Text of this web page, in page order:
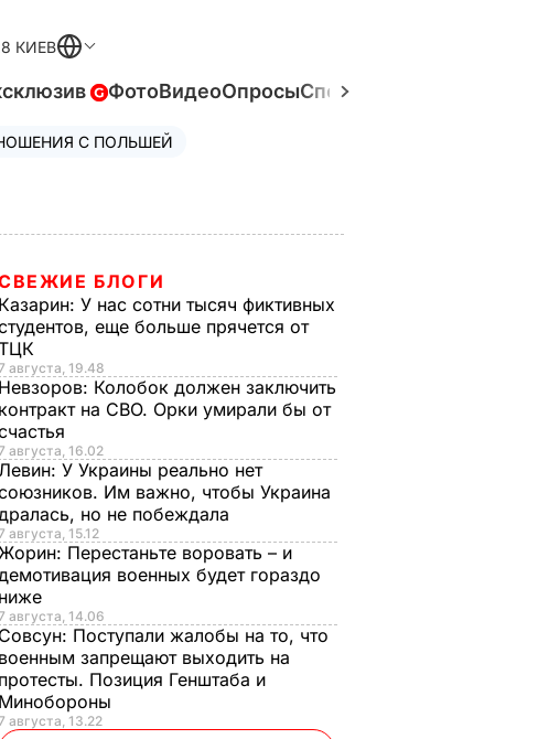
КИЕВ
ФотоВидеоОпросыСпецпроекты
С ПОЛЬШЕЙ
БЛОГИ
Казарин: У нас сотни тысяч фиктивных
еще больше прячется от
августа, 19.48
Невзоров: Колобок должен заключить
контракт на СВО. Орки умирали бы от
августа, 16.02
Левин: У Украины реально нет
Им важно, чтобы Украина
но не побеждала
августа, 15.12
Жорин: Перестаньте воровать – и
военных будет гораздо
ниже
августа, 14.06
Совсун: Поступали жалобы на то, что
военным запрещают выходить на
протесты. Позиция Генштаба и
Минобороны
августа, 13.22